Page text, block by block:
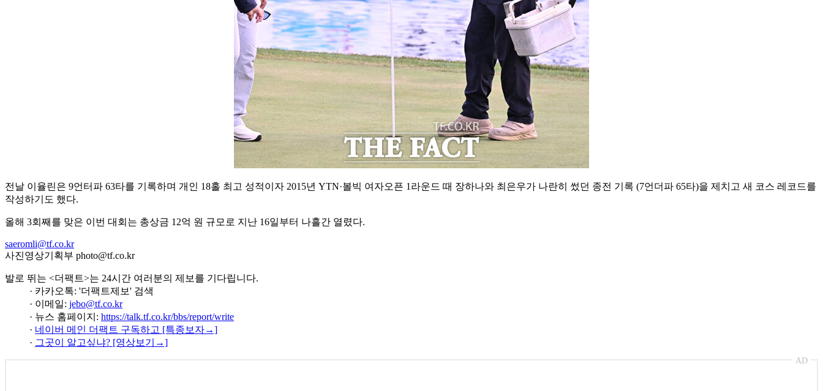
전날 이율린은 9언터파 63타를 기록하며 개인 18홀 최고 성적이자 2015년 YTN·볼빅 여자오픈 1라운드 때 장하나와 최은우가 나란히 썼던 종전 기록 (7언더파 65타)을 제치고 새 코스 레코드를
작성하기도 했다.
올해 3회째를 맞은 이번 대회는 총상금 12억 원 규모로 지난 16일부터 나흘간 열렸다.
saeromli@tf.co.kr
사진영상기획부 photo@tf.co.kr
발로 뛰는 <더팩트>는 24시간 여러분의 제보를 기다립니다.
· 카카오톡: '더팩트제보' 검색
· 이메일: jebo@tf.co.kr
· 뉴스 홈페이지: https://talk.tf.co.kr/bbs/report/write
· 네이버 메인 더팩트 구독하고 [특종보자→]
· 그곳이 알고싶냐? [영상보기→]
AD